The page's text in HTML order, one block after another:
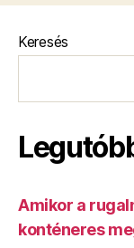
Keresés
Amikor a
konténeres